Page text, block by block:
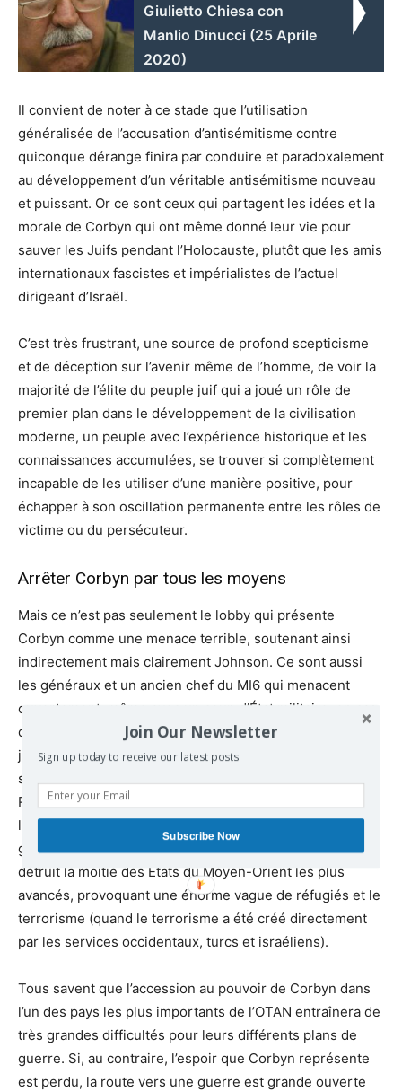
Giulietto Chiesa con
Manlio Dinucci (25 Aprile
2020)
Il convient de noter à ce stade que l’utilisation
généralisée de l’accusation d’antisémitisme contre
quiconque dérange finira par conduire et paradoxalement
au développement d’un véritable antisémitisme nouveau
et puissant. Or ce sont ceux qui partagent les idées et la
morale de Corbyn qui ont même donné leur vie pour
sauver les Juifs pendant l’Holocauste, plutôt que les amis
internationaux fascistes et impérialistes de l’actuel
dirigeant d’Israël.
C’est très frustrant, une source de profond scepticisme
et de déception sur l’avenir même de l’homme, de voir la
majorité de l’élite du peuple juif qui a joué un rôle de
premier plan dans le développement de la civilisation
moderne, un peuple avec l’expérience historique et les
connaissances accumulées, se trouver si complètement
incapable de les utiliser d’une manière positive, pour
échapper à son oscillation permanente entre les rôles de
victime ou du persécuteur.
Arrêter Corbyn par tous les moyens
Mais ce n’est pas seulement le lobby qui présente
Corbyn comme une menace terrible, soutenant ainsi
indirectement mais clairement Johnson. Ce sont aussi
les généraux et un ancien chef du MI6 qui menacent
ouvertement, même avec un coup d’État militaire, en cas
de victoire de Corbyn. Ils ont même établi une base
juridique pour un tel coup d’État, en prétendant que la
source ultime de légitimité dans le pays demeure la
Reine ! C’est aussi Tony Blair, l’un des protagonistes de
l’invasion criminelle de l’Irak, qui a ouvert la série des
guerres et des interventions catastrophiques qui ont
détruit la moitié des États du Moyen-Orient les plus
avancés, provoquant une énorme vague de réfugiés et le
terrorisme (quand le terrorisme a été créé directement
par les services occidentaux, turcs et israéliens).
Tous savent que l’accession au pouvoir de Corbyn dans
l’un des pays les plus importants de l’OTAN entraînera de
très grandes difficultés pour leurs différents plans de
guerre. Si, au contraire, l’espoir que Corbyn représente
est perdu, la route vers une guerre est grande ouverte
Join Our Newsletter
Sign up today to receive our latest posts.
Subscribe Now